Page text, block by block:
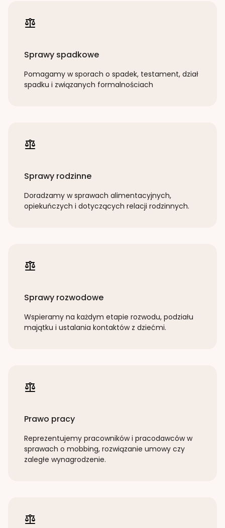
Sprawy spadkowe
Pomagamy w sporach o spadek, testament, dział
spadku i związanych formalnościach
Sprawy rodzinne
Doradzamy w sprawach alimentacyjnych,
opiekuńczych i dotyczących relacji rodzinnych.
Sprawy rozwodowe
Wspieramy na każdym etapie rozwodu, podziału
majątku i ustalania kontaktów z dziećmi.
Prawo pracy
Reprezentujemy pracowników i pracodawców w
sprawach o mobbing, rozwiązanie umowy czy
zaległe wynagrodzenie.